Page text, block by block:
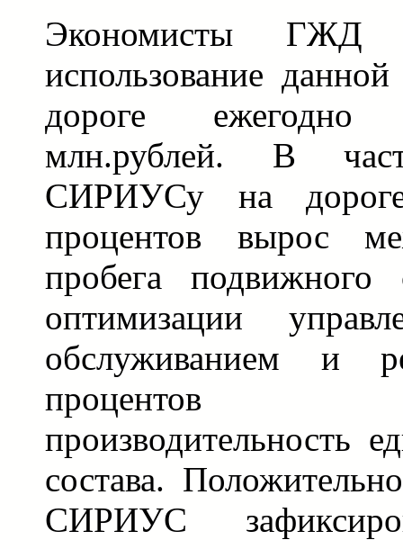
Экономисты ГЖД
использование
дороге
млн.рублей. В
СИРИУСу на
процентов вырос
пробега подвижного
оптимизации
обслуживанием и
процентов
производительность
состава.
СИРИУС